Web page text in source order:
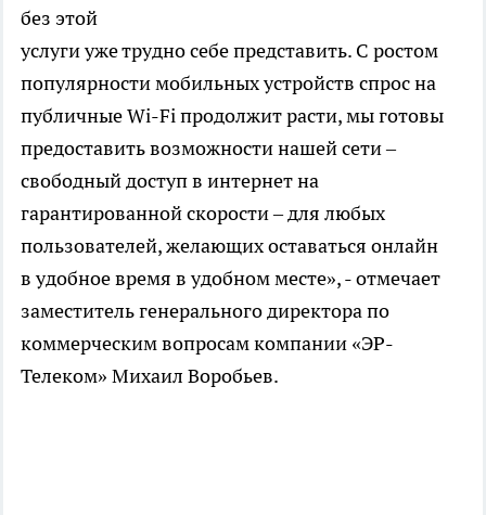
без этой
услуги уже трудно себе представить. С ростом
популярности мобильных устройств спрос на
публичные Wi-Fi продолжит расти, мы готовы
предоставить возможности нашей сети –
свободный доступ в интернет на
гарантированной скорости – для любых
пользователей, желающих оставаться онлайн
в удобное время в удобном месте», - отмечает
заместитель генерального директора по
коммерческим вопросам компании «ЭР-
Телеком» Михаил Воробьев.